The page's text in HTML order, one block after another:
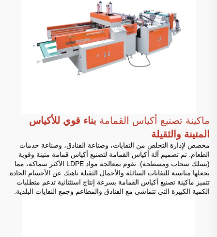
ماكينة تصنيع أكياس القمامة بناء قوي للأكياس
المتينة والثقيلة
مخصص لإدارة التخلص من النفايات، وصناعة الفنادق، وصناعة خدمات
الطعام. تم تصميم آلة أكياس القمامة لتصنيع أكياس قمامة متينة وقوية
(بسلك سحاب ومسطحة). تقوم بمعالجة مواد LDPE الأكثر سماكة، مما
يجعلها مناسبة للنفايات السائلة والأحمال الثقيلة ناهيك عن الأجسام الحادة.
تتميز ماكينة تصنيع أكياس القمامة بسرعة إنتاج استثنائية تدعم متطلبات
الكمية الكبيرة التي تتماشى مع الفنادق والمطاعم وجمع النفايات البلدية.